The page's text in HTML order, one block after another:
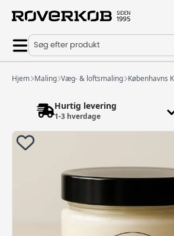
Søg efter produkt
Hjem Maling Væg- & loftsmaling Københavns
Hurtig levering
1-3 hverdage